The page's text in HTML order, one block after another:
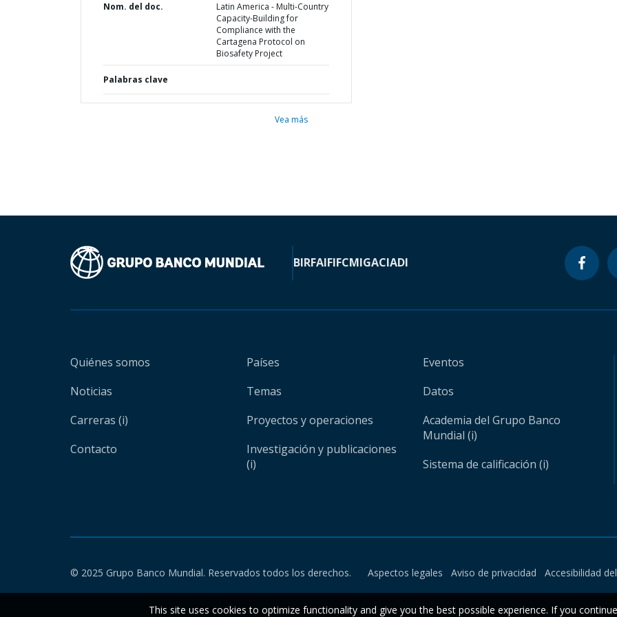
Nom. del doc.
Latin America - Multi-Country
Capacity-Building for
Compliance with the
Cartagena Protocol on
Biosafety Project
Palabras clave
Vea más
BIRFAIFIFCMIGACIADI
Quiénes somos
Noticias
Carreras (i)
Contacto
Países
Temas
Proyectos y operaciones
Investigación y publicaciones
(i)
Eventos
Datos
Academia del Grupo Banco
Mundial (i)
Sistema de calificación (i)
© 2025 Grupo Banco Mundial. Reservados todos los derechos. Aspectos legales Aviso de privacidad Accesibilidad
This site uses cookies to optimize functionality and give you the best possible experience. If you